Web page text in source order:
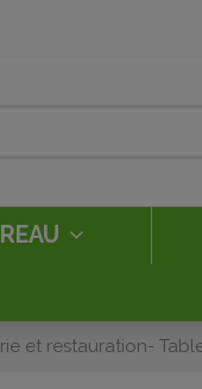
et restauration-